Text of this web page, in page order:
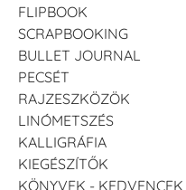
FLIPBOOK
SCRAPBOOKING
BULLET JOURNAL
PECSÉT
RAJZESZKÖZÖK
LINÓMETSZÉS
KALLIGRÁFIA
KIEGÉSZÍTŐK
KÖNYVEK - KEDVENCEK